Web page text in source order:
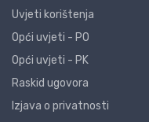
Uvjeti korištenja
Opći uvjeti - PO
Opći uvjeti - PK
Raskid ugovora
Izjava o privatnosti